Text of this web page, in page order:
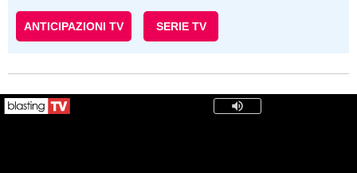
ANTICIPAZIONI TV SERIE TV